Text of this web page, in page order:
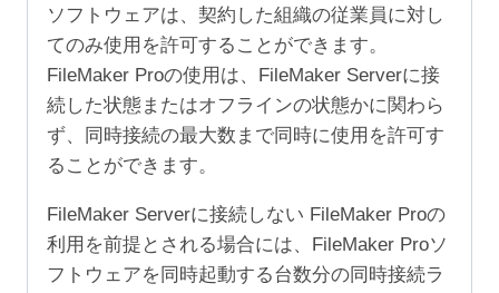
ソフトウェアは、契約した組織の従業員に対し
てのみ使用を許可することができます。
FileMaker Proの使用は、FileMaker Serverに接
続した状態またはオフラインの状態かに関わら
ず、同時接続の最大数まで同時に使用を許可す
ることができます。
FileMaker Serverに接続しない FileMaker Proの
利用を前提とされる場合には、FileMaker Proソ
フトウェアを同時起動する台数分の同時接続ラ